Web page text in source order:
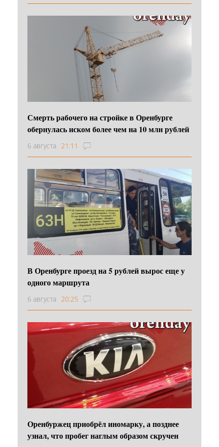
Смерть рабочего на стройке в Оренбурге
обернулась иском более чем на 10 млн рублей
6 августа 21:11
В Оренбурге проезд на 5 рублей вырос еще у
одного маршрута
6 августа 20:25
Оренбуржец приобрёл иномарку, а позднее
узнал, что пробег наглым образом скручен